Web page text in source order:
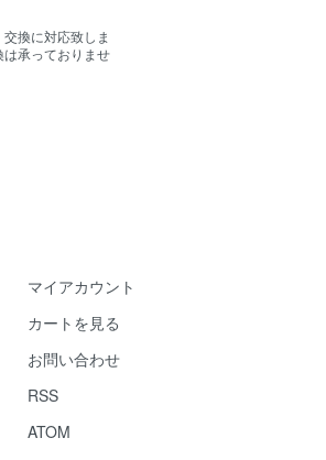
換に対応致しま
承っておりませ
マイアカウント
カートを見る
お問い合わせ
RSS
ATOM